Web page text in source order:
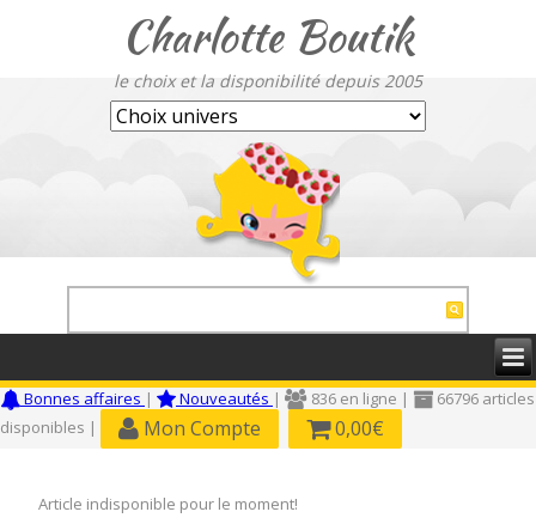
Charlotte Boutik
le choix et la disponibilité depuis 2005
Bonnes affaires | Nouveautés | 836 en ligne |
66796 articles
disponibles |
Mon Compte 0,00€
Article indisponible pour le moment!